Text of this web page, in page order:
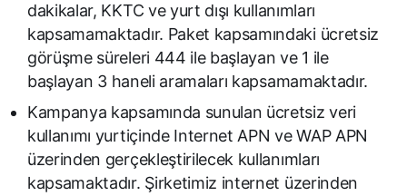
dakikalar, KKTC ve yurt dışı kullanımları
kapsamamaktadır. Paket kapsamındaki ücretsiz
görüşme süreleri 444 ile başlayan ve 1 ile
başlayan 3 haneli aramaları kapsamamaktadır.
Kampanya kapsamında sunulan ücretsiz veri
kullanımı yurtiçinde Internet APN ve WAP APN
üzerinden gerçekleştirilecek kullanımları
kapsamaktadır. Şirketimiz internet üzerinden